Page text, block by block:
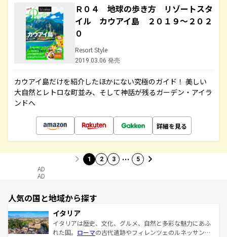
Ｒ０４ 地球の歩き方 リゾートスタ
イル カウアイ島 ２０１９～２０２
０
Resort Style
2019.03.06 発売
カウアイ島だけを紹介したほかにない究極のガイド！ 美しい
大自然とレトロな町並み、そして神話が残るガーデン・アイラ
ンドへ
詳細を見る
1 2 3 … 5
AD
AD
人気の国と地域から探す
イタリア
イタリアは歴史、文化、グルメ、自然と多彩な魅力にあふ
れた国。 ローマの古代遺跡やフィレンツェのルネッサンス